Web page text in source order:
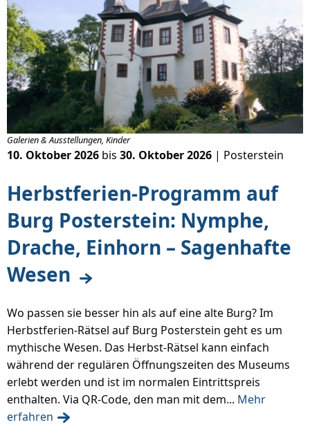
Herbstferien-Programm auf
Burg Posterstein: Nymphe,
Drache, Einhorn – Sagenhafte
Wesen
Galerien & Ausstellungen, Kinder
10. Oktober 2026 bis 30. Oktober 2026 | Posterstein
Wo passen sie besser hin als auf eine alte Burg? Im
Herbstferien-Rätsel auf Burg Posterstein geht es um
mythische Wesen. Das Herbst-Rätsel kann einfach
während der regulären Öffnungszeiten des Museums
erlebt werden und ist im normalen Eintrittspreis
enthalten. Via QR-Code, den man mit dem... Mehr
erfahren